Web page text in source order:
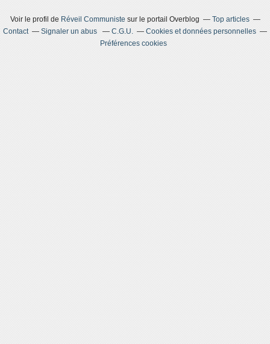
Voir le profil de Réveil Communiste sur le portail Overblog
Top articles
Contact
Signaler un abus C.G.U.
Cookies et données personnelles
Préférences cookies